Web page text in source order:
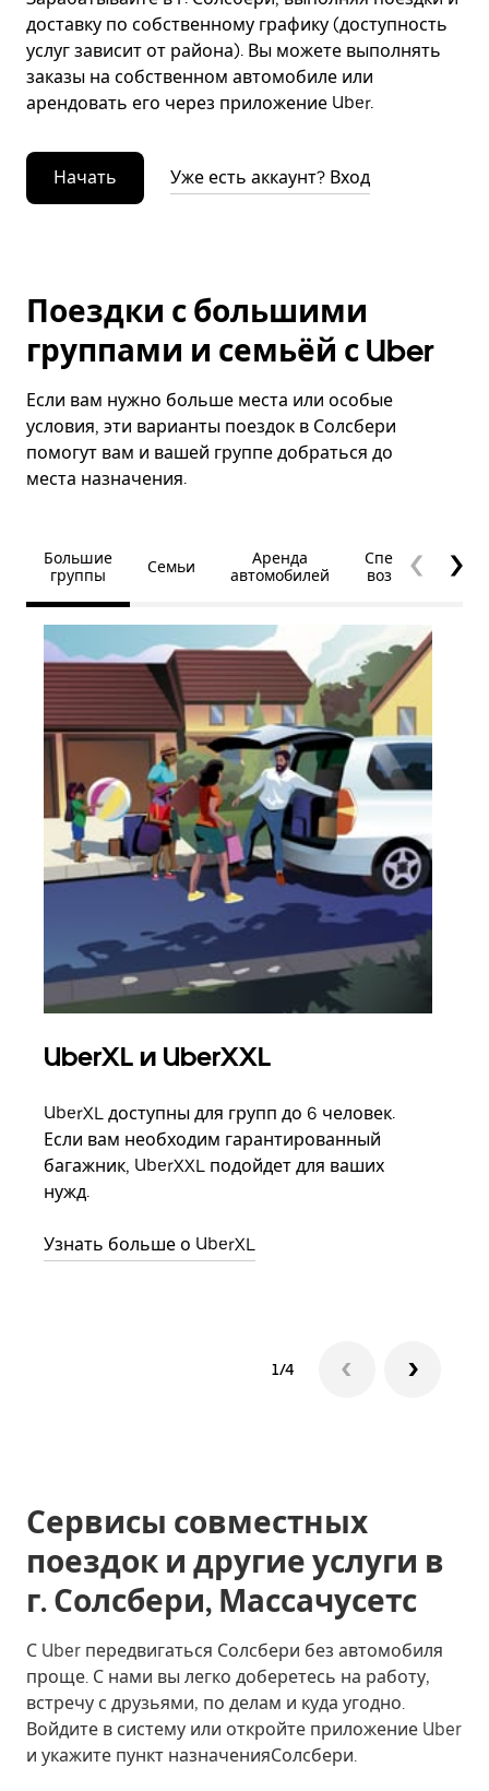
доставку по собственному графику (доступность
услуг зависит от района). Вы можете выполнять
заказы на собственном автомобиле или
арендовать его через приложение Uber.
Начать Уже есть аккаунт? Вход
Поездки с большими
группами и семьёй с Uber
Если вам нужно больше места или особые
условия, эти варианты поездок в Солсбери
помогут вам и вашей группе добраться до
места назначения.
Большие
группы
Семьи
Аренда
автомобилей
Специальные
возможности
UberXL и UberXXL
UberXL доступны для групп до 6 человек.
Если вам необходим гарантированный
багажник, UberXXL подойдет для ваших
нужд.
Узнать больше о UberXL
1/4
Сервисы совместных
поездок и другие услуги в
г. Солсбери, Массачусетс
С Uber передвигаться Солсбери без автомобиля
проще. С нами вы легко доберетесь на работу,
встречу с друзьями, по делам и куда угодно.
Войдите в систему или откройте приложение Uber
и укажите пункт назначенияСолсбери.